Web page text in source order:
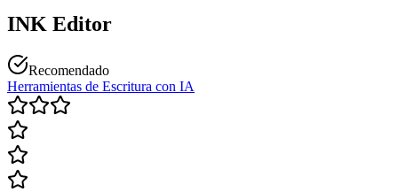
INK Editor
Recomendado
Herramientas de Escritura con IA